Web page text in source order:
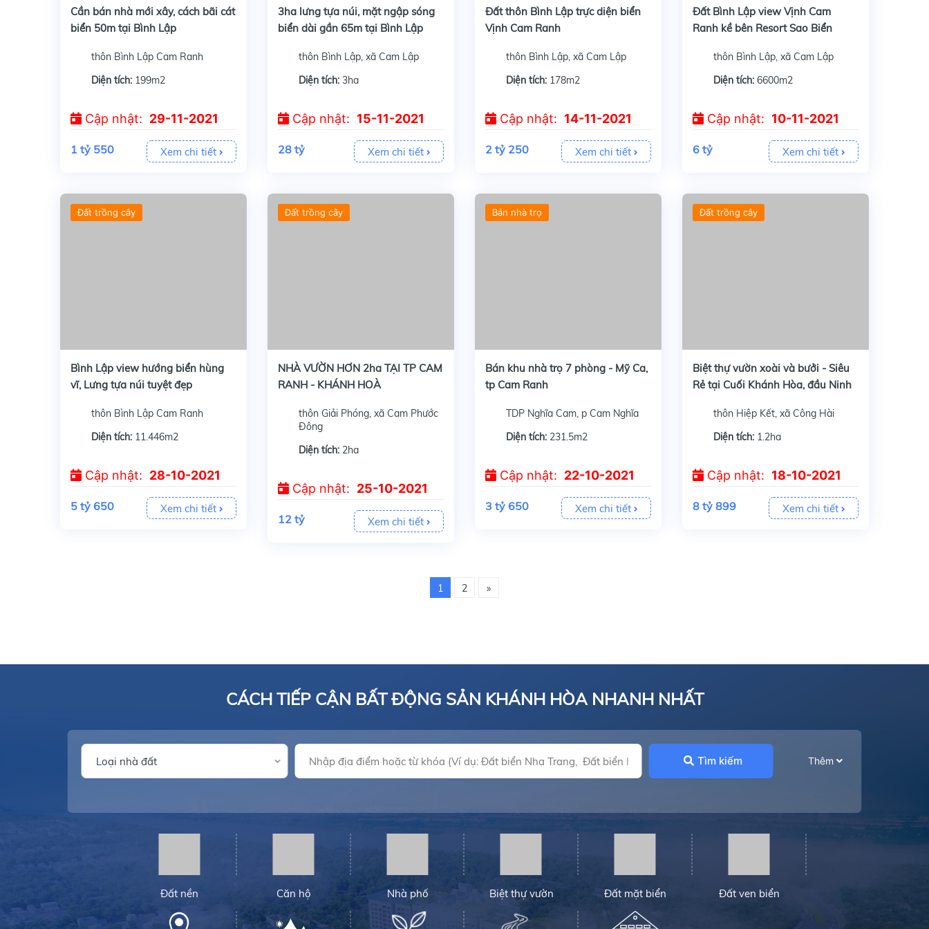
Cần bán nhà mới xây, cách bãi cát
biển 50m tại Bình Lập
thôn Bình Lập Cam Ranh
Diện tích: 199m2
Cập nhật: 29-11-2021
1 tỷ 550 Xem chi tiết
3ha lưng tựa núi, mặt ngập sóng
biển dài gần 65m tại Bình Lập
thôn Bình Lập, xã Cam Lập
Diện tích: 3ha
Cập nhật: 15-11-2021
28 tỷ Xem chi tiết
Đất thôn Bình Lập trực diện biển
Vịnh Cam Ranh
thôn Bình Lập, xã Cam Lập
Diện tích: 178m2
Cập nhật: 14-11-2021
2 tỷ 250 Xem chi tiết
Đất Bình Lập view Vịnh Cam
Ranh kề bên Resort Sao Biển
thôn Bình Lập, xã Cam Lập
Diện tích: 6600m2
Cập nhật: 10-11-2021
6 tỷ Xem chi tiết
Đất trồng cây
Bình Lập view hướng biển hùng
vĩ, Lưng tựa núi tuyệt đẹp
thôn Bình Lập Cam Ranh
Diện tích: 11.446m2
Cập nhật: 28-10-2021
5 tỷ 650 Xem chi tiết
Đất trồng cây
NHÀ VƯỜN HƠN 2ha TẠI TP CAM
RANH - KHÁNH HOÀ
thôn Giải Phóng, xã Cam Phước
Đông
Diện tích: 2ha
Cập nhật: 25-10-2021
12 tỷ Xem chi tiết
Bán nhà trọ
Bán khu nhà trọ 7 phòng - Mỹ Ca,
tp Cam Ranh
TDP Nghĩa Cam, p Cam Nghĩa
Diện tích: 231.5m2
Cập nhật: 22-10-2021
3 tỷ 650 Xem chi tiết
Đất trồng cây
Biệt thự vườn xoài và bưởi - Siêu
Rẻ tại Cuối Khánh Hòa, đầu Ninh
thôn Hiệp Kết, xã Công Hài
Diện tích: 1.2ha
Cập nhật: 18-10-2021
8 tỷ 899 Xem chi tiết
1 2 »
CÁCH TIẾP CẬN BẤT ĐỘNG SẢN KHÁNH HÒA NHANH NHẤT
Tìm kiếm Thêm
Đất nền Căn hộ Nhà phố Biệt thự vườn Đất mặt biển Đất ven biển